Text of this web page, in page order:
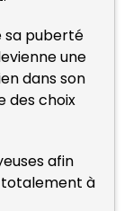
sa puberté
une
dans son
des choix
afin
totalement à